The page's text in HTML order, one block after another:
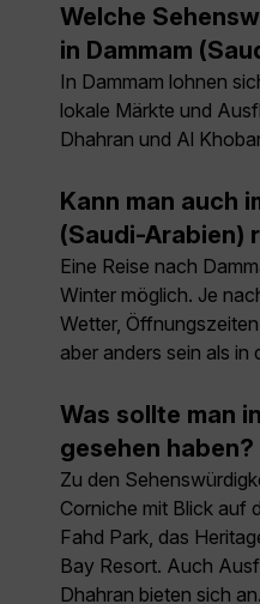
Welche
in Dammam
In Dammam lohnen
lokale Märkte und
Dhahran und Al
Kann man auch
(Saudi-Arabien)
Eine Reise nach
Winter möglich. Je
Wetter,
aber anders sein als in
Was sollte man
gesehen haben?
Zu den
Corniche mit Blick auf
Fahd Park, das
Bay Resort. Auch
Dhahran bieten sich an.